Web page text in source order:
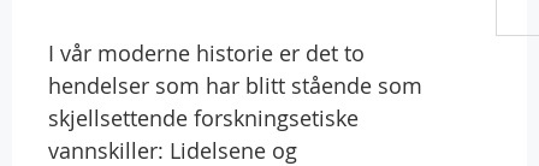
I vår moderne historie er det to
hendelser som har blitt stående som
skjellsettende forskningsetiske
vannskiller: Lidelsene og